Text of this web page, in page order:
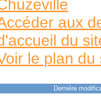
aux
du
le plan du
Dernière